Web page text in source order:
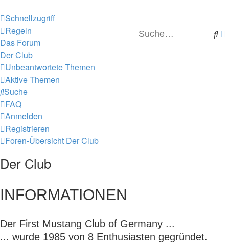
Schnellzugriff
Regeln
Das Forum
Der Club
Unbeantwortete Themen
Aktive Themen
Suche
FAQ
Anmelden
Registrieren
Foren-Übersicht Der Club
Der Club
INFORMATIONEN
Der First Mustang Club of Germany ...
... wurde 1985 von 8 Enthusiasten gegründet.